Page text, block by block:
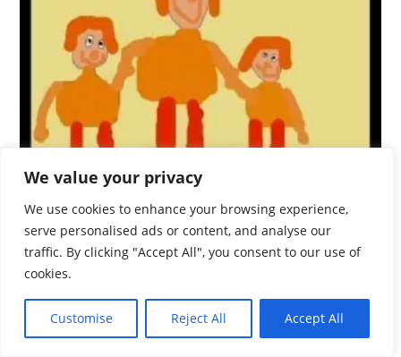
We value your privacy
We use cookies to enhance your browsing experience,
serve personalised ads or content, and analyse our
traffic. By clicking "Accept All", you consent to our use of
cookies.
Customise Reject All Accept All
Счастливое детство
16.07.2014